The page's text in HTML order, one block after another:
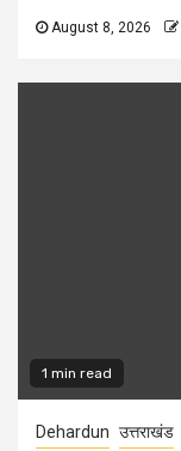
August 8, 2026
1 min read
Dehardun उत्तराखंड